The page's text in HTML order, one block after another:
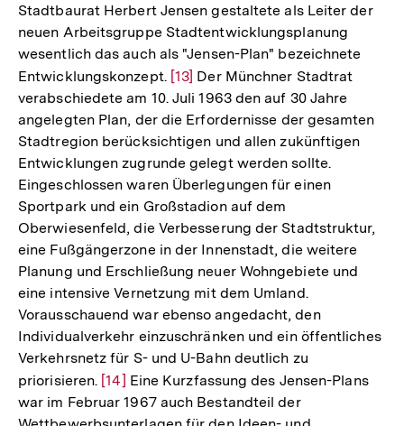
Stadtbaurat Herbert Jensen gestaltete als Leiter der
neuen Arbeitsgruppe Stadtentwicklungsplanung
wesentlich das auch als "Jensen-Plan" bezeichnete
Entwicklungskonzept. Zur
Auflösung
der
Fußnote
[13] Der Münchner Stadtrat
verabschiedete am 10. Juli 1963 den auf 30 Jahre
angelegten Plan, der die Erfordernisse der gesamten
Stadtregion berücksichtigen und allen zukünftigen
Entwicklungen zugrunde gelegt werden sollte.
Eingeschlossen waren Überlegungen für einen
Sportpark und ein Großstadion auf dem
Oberwiesenfeld, die Verbesserung der Stadtstruktur,
eine Fußgängerzone in der Innenstadt, die weitere
Planung und Erschließung neuer Wohngebiete und
eine intensive Vernetzung mit dem Umland.
Vorausschauend war ebenso angedacht, den
Individualverkehr einzuschränken und ein öffentliches
Verkehrsnetz für S- und U-Bahn deutlich zu
priorisieren. Zur
Auflösung
[14] Eine Kurzfassung des Jensen-Plans
war im Februar 1967 auch Bestandteil der